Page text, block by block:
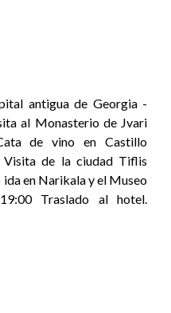
antigua de Georgia -
al Monasterio de Jvari
de vino en Castillo
de la ciudad Tiflis
en Narikala y el Museo
Traslado al hotel.